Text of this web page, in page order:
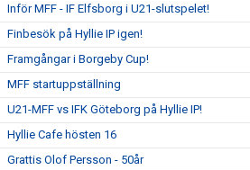
Inför MFF - IF Elfsborg i U21-slutspelet!
Finbesök på Hyllie IP igen!
Framgångar i Borgeby Cup!
MFF startuppställning
U21-MFF vs IFK Göteborg på Hyllie IP!
Hyllie Cafe hösten 16
Grattis Olof Persson - 50år